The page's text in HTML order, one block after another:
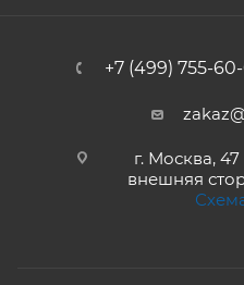
+7 (499) 755-
г. Москва,
внешняя